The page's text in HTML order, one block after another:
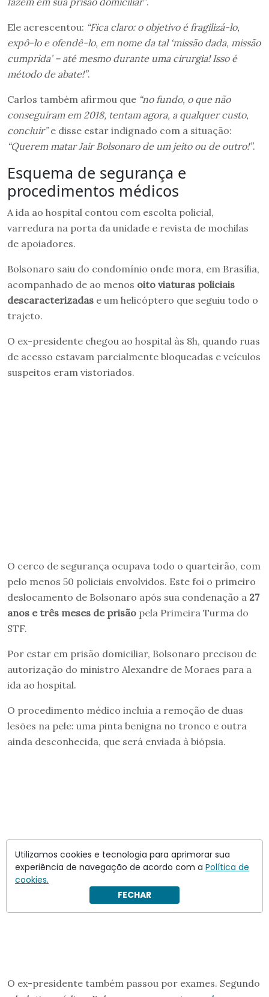
Ele acrescentou: “Fica claro: o objetivo é fragilizá-lo,
expô-lo e ofendê-lo, em nome da tal ‘missão dada, missão
cumprida’ – até mesmo durante uma cirurgia! Isso é
método de abate!”.
Carlos também afirmou que “no fundo, o que não
conseguiram em 2018, tentam agora, a qualquer custo,
concluir”e disse estar indignado com a situação:
“Querem matar Jair Bolsonaro de um jeito ou de outro!”.
Esquema de segurança e
procedimentos médicos
A ida ao hospital contou com escolta policial,
varredura na porta da unidade e revista de mochilas
de apoiadores.
Bolsonaro saiu do condomínio onde mora, em Brasília,
acompanhado de ao menos oito viaturas policiais
descaracterizadas e um helicóptero que seguiu todo o
trajeto.
O ex-presidente chegou ao hospital às 8h, quando ruas
de acesso estavam parcialmente bloqueadas e veículos
suspeitos eram vistoriados.
O cerco de segurança ocupava todo o quarteirão, com
pelo menos 50 policiais envolvidos. Este foi o primeiro
deslocamento de Bolsonaro após sua condenação a 27
anos e três meses de prisão pela Primeira Turma do
STF.
Por estar em prisão domiciliar, Bolsonaro precisou de
autorização do ministro Alexandre de Moraes para a
ida ao hospital.
O procedimento médico incluía a remoção de duas
lesões na pele: uma pinta benigna no tronco e outra
ainda desconhecida, que será enviada à biópsia.
O ex-presidente também passou por exames. Segundo
Utilizamos cookies e tecnologia para aprimorar sua
experiência de navegação de acordo com a Política de
cookies.
FECHAR